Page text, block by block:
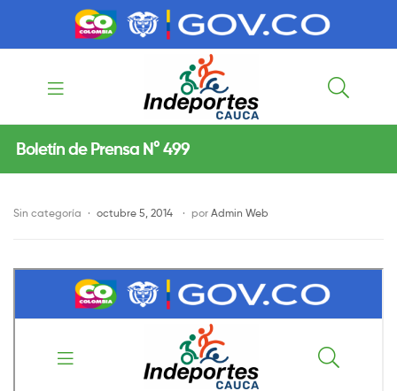
Indeportes
Cauca
Boletín de Prensa N° 499
Sin categoría octubre 5, 2014 por Admin Web